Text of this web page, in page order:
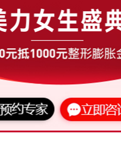
点击了解更多